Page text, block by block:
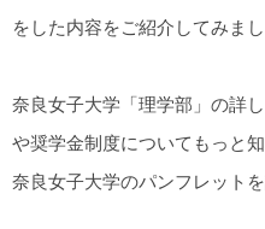
をした内容をご紹介してみまし
奈良女子大学「理学部」の詳
や奨学金制度についてもっと
奈良女子大学のパンフレット